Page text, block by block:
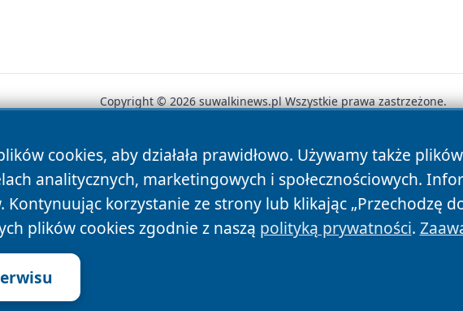
cookies, aby działała prawidłowo. Używamy także
analitycznych, marketingowych i społecznościowych.
Kontynuując korzystanie ze strony lub klikając „Przechodzę
plików cookies zgodnie z naszą polityką prywatności.
Copyright © 2026 suwalkinews.pl Wszystkie prawa zastrzeżone.
News Autorzy Polityka Prywatności Polityka Cookies